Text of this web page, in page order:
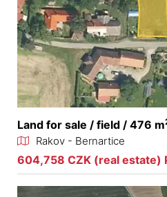
Land for sale / field / 476 m
Rakov - Bernartice
604,758 CZK (real estate)